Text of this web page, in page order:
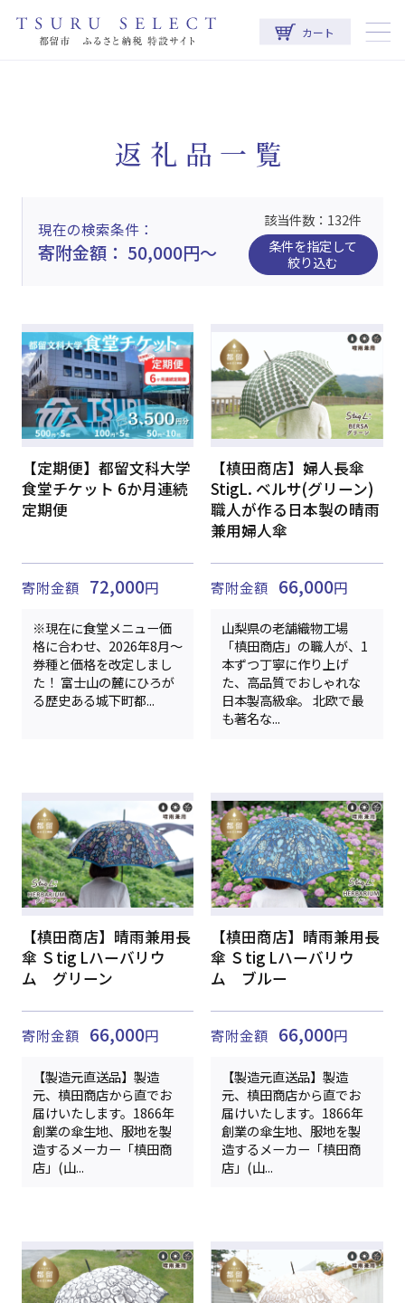
カート
返礼品一覧
現在の検索条件
寄附金額： 50,000円～
該当件数：132件
条件を指定して
絞り込む
【定期便】都留文科大学
食堂チケット 6か月連続
定期便
寄附金額 72,000円
※現在に食堂メニュー価
格に合わせ、2026年8月～
券種と価格を改定しまし
た！ 富士山の麓にひろが
る歴史ある城下町都...
【槙田商店】婦人長傘
StigL. ベルサ(グリーン)
職人が作る日本製の晴雨
兼用婦人傘
寄附金額 66,000円
山梨県の老舗織物工場
「槙田商店」の職人が、1
本ずつ丁寧に作り上げ
た、高品質でおしゃれな
日本製高級傘。 北欧で最
も著名な...
【槙田商店】晴雨兼用長
傘 Ｓtig Lハーバリウ
ム グリーン
寄附金額 66,000円
【製造元直送品】製造
元、槙田商店から直でお
届けいたします。1866年
創業の傘生地、服地を製
造するメーカー「槙田商
店」(山...
【槙田商店】晴雨兼用長
傘 Ｓtig Lハーバリウ
ム ブルー
寄附金額 66,000円
【製造元直送品】製造
元、槙田商店から直でお
届けいたします。1866年
創業の傘生地、服地を製
造するメーカー「槙田商
店」(山...